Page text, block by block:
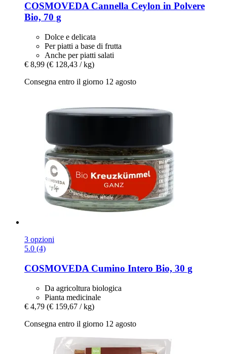
COSMOVEDACannella Ceylon in Polvere
Bio, 70 g
Dolce e delicata
Per piatti a base di frutta
Anche per piatti salati
€ 8,99 (€ 128,43 / kg)
Consegna entro il giorno 12 agosto
3 opzioni
5.0 (4)
COSMOVEDA Cumino Intero Bio, 30 g
Da agricoltura biologica
Pianta medicinale
€ 4,79 (€ 159,67 / kg)
Consegna entro il giorno 12 agosto